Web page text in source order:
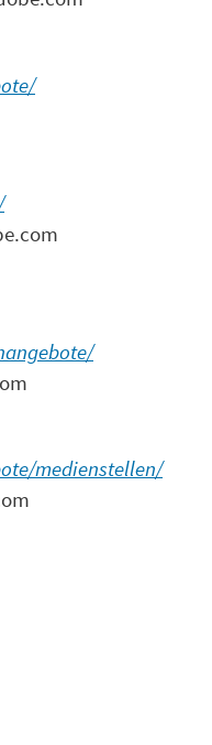
medienstellen/